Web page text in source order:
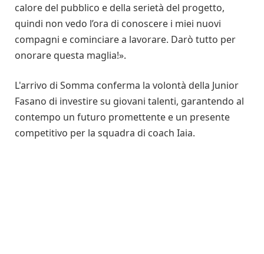
calore del pubblico e della serietà del progetto,
quindi non vedo l’ora di conoscere i miei nuovi
compagni e cominciare a lavorare. Darò tutto per
onorare questa maglia!».
L'arrivo di Somma conferma la volontà della Junior
Fasano di investire su giovani talenti, garantendo al
contempo un futuro promettente e un presente
competitivo per la squadra di coach Iaia.